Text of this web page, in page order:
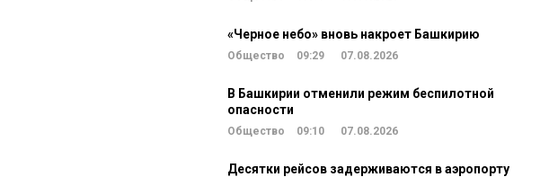
«Черное небо» вновь накроет Башкирию
Общество 09:29 07.08.2026
В Башкирии отменили режим беспилотной
опасности
Общество 09:10 07.08.2026
Десятки рейсов задерживаются в аэропорту